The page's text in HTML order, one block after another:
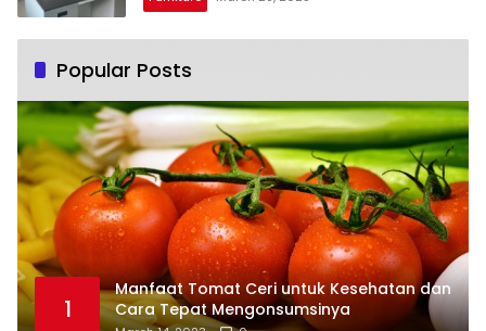
Popular Posts
1
Manfaat Tomat Ceri untuk Kesehatan dan
Cara Tepat Mengonsumsinya